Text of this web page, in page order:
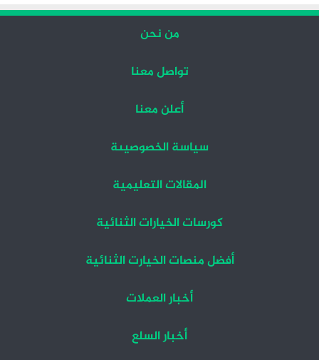
من نحن
تواصل معنا
أعلن معنا
سياسة الخصوصيىة
المقالات التعليمية
كورسات الخيارات الثنائية
أفضل منصات الخيارت الثنائية
أخبار العملات
أخبار السلع